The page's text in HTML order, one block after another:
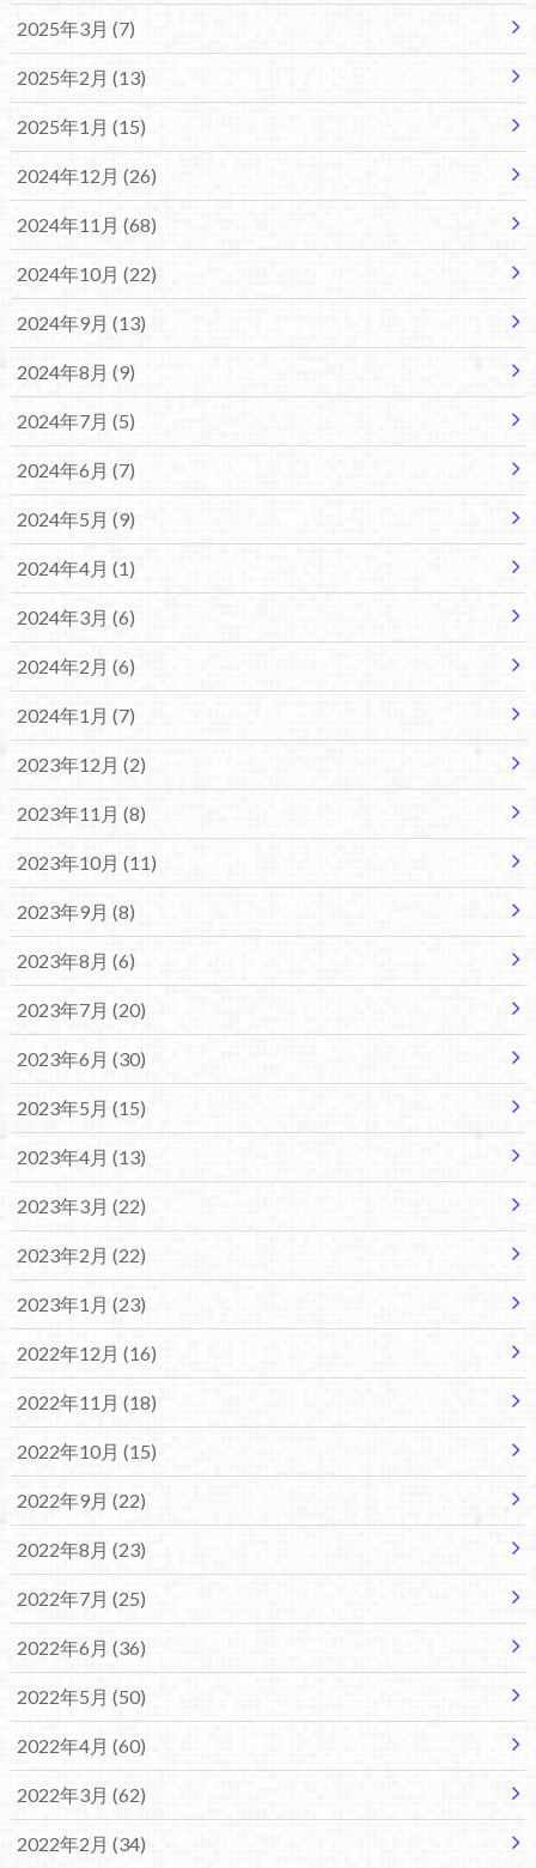
2025年3月 (7)
2025年2月 (13)
2025年1月 (15)
2024年12月 (26)
2024年11月 (68)
2024年10月 (22)
2024年9月 (13)
2024年8月 (9)
2024年7月 (5)
2024年6月 (7)
2024年5月 (9)
2024年4月 (1)
2024年3月 (6)
2024年2月 (6)
2024年1月 (7)
2023年12月 (2)
2023年11月 (8)
2023年10月 (11)
2023年9月 (8)
2023年8月 (6)
2023年7月 (20)
2023年6月 (30)
2023年5月 (15)
2023年4月 (13)
2023年3月 (22)
2023年2月 (22)
2023年1月 (23)
2022年12月 (16)
2022年11月 (18)
2022年10月 (15)
2022年9月 (22)
2022年8月 (23)
2022年7月 (25)
2022年6月 (36)
2022年5月 (50)
2022年4月 (60)
2022年3月 (62)
2022年2月 (34)